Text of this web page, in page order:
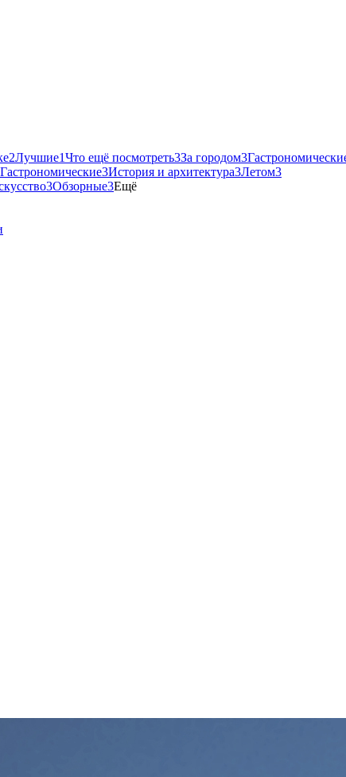
2Лучшие1Что ещё посмотреть3За городом3
Гастрономические3История и архитектура3Летом3
3Обзорные3Ещё